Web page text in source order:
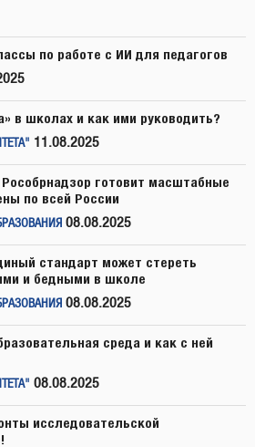
по работе с ИИ для педагогов
в школах и как ими руководить?
11.08.2025
готовит масштабные
по всей России
08.08.2025
стандарт может стереть
и бедными в школе
08.08.2025
среда и как с ней
08.08.2025
исследовательской